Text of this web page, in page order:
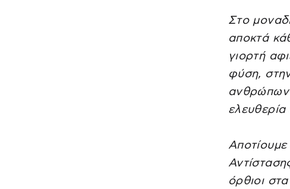
Στο
αποκτά
γιορτή
φύση,
ανθρώπων
ελευθερία
όρθιοι